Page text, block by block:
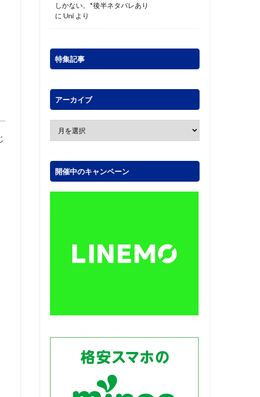
しかない。*後半ネタバレあり
に Uni より
特集記事
アーカイブ
開催中のキャンペーン